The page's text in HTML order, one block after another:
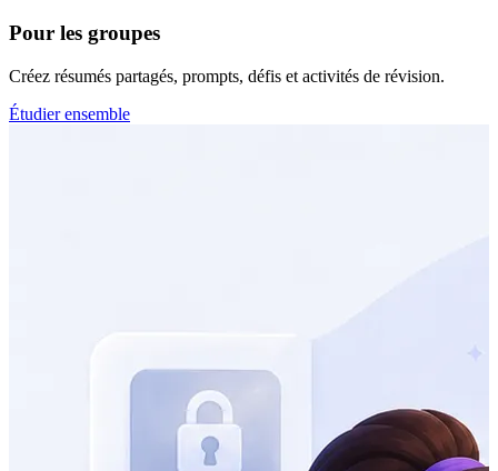
Pour les groupes
Créez résumés partagés, prompts, défis et activités de révision.
Étudier ensemble